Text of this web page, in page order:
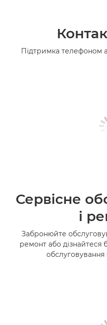
Підтримка телефоном
Сервісне
і
Забронюйте
ремонт або дізнайтеся